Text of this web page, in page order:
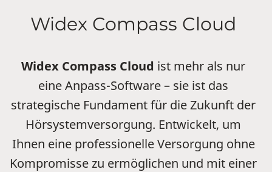
Widex Compass Cloud
Widex Compass Cloud ist mehr als nur
eine Anpass-Software – sie ist das
strategische Fundament für die Zukunft der
Hörsystemversorgung. Entwickelt, um
Ihnen eine professionelle Versorgung ohne
Kompromisse zu ermöglichen und mit einer